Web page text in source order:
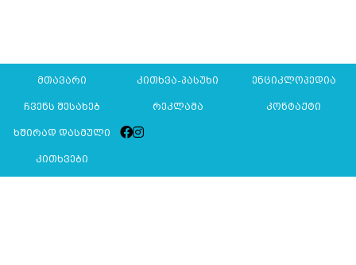
მთავარი კითხვა-პასუხი ენციკლოპედია
ჩვენს შესახებ რეკლამა კონტაქტი
ხშირად დასმული
კითხვები